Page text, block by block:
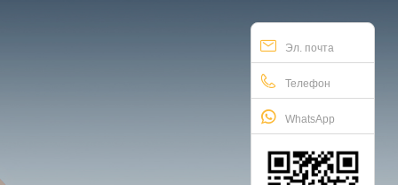
Эл. почта
Телефон
WhatsApp